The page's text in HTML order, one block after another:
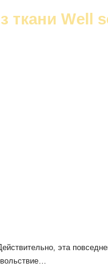
ткани Well
эта